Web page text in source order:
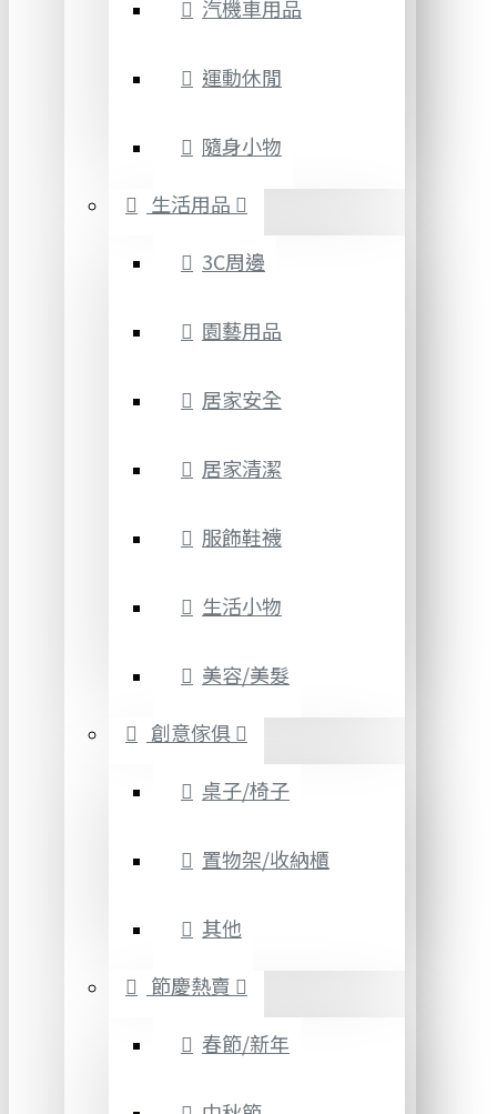
汽機車用品
運動休閒
隨身小物
生活用品
3C周邊
園藝用品
居家安全
居家清潔
服飾鞋襪
生活小物
美容/美髮
創意傢俱
桌子/椅子
置物架/收納櫃
其他
節慶熱賣
春節/新年